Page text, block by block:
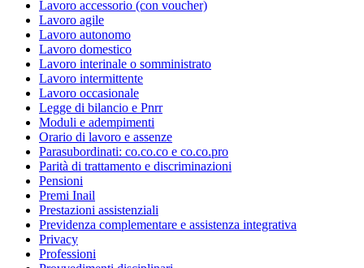
Lavoro accessorio (con voucher)
Lavoro agile
Lavoro autonomo
Lavoro domestico
Lavoro interinale o somministrato
Lavoro intermittente
Lavoro occasionale
Legge di bilancio e Pnrr
Moduli e adempimenti
Orario di lavoro e assenze
Parasubordinati: co.co.co e co.co.pro
Parità di trattamento e discriminazioni
Pensioni
Premi Inail
Prestazioni assistenziali
Previdenza complementare e assistenza integrativa
Privacy
Professioni